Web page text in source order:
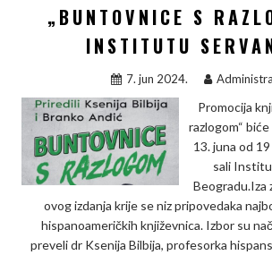
o
o
e
r
d
I
i
n
„BUNTOVNICE S
INSTITUTU
7. jun 2024.
Promocija
razlogom“
13. juna od
sali
Beogradu.Iza
ovog izdanja krije se niz pripovedaka
hispanoameričkih književnica. Izbor su
preveli dr Ksenija Bilbija, profesorka